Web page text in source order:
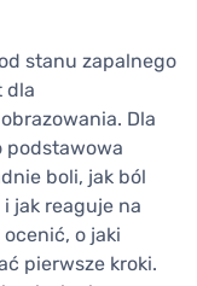
stanu zapalnego
dla
Dla
podstawowa
boli, jak ból
jak reaguje na
o jaki
pierwsze kroki.